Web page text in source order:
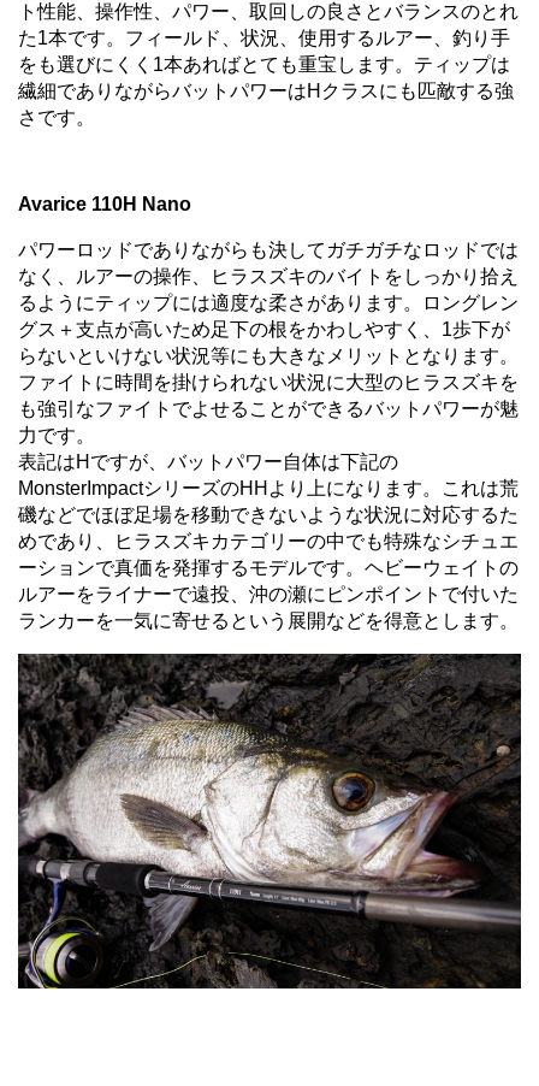
ト性能、操作性、パワー、取回しの良さとバランスのとれ
た1本です。フィールド、状況、使用するルアー、釣り手
をも選びにくく1本あればとても重宝します。ティップは
繊細でありながらバットパワーはHクラスにも匹敵する強
さです。
Avarice 110H Nano
パワーロッドでありながらも決してガチガチなロッドでは
なく、ルアーの操作、ヒラスズキのバイトをしっかり拾え
るようにティップには適度な柔さがあります。ロングレン
グス＋支点が高いため足下の根をかわしやすく、1歩下が
らないといけない状況等にも大きなメリットとなります。
ファイトに時間を掛けられない状況に大型のヒラスズキを
も強引なファイトでよせることができるバットパワーが魅
力です。
表記はHですが、バットパワー自体は下記の
MonsterImpactシリーズのHHより上になります。これは荒
磯などでほぼ足場を移動できないような状況に対応するた
めであり、ヒラスズキカテゴリーの中でも特殊なシチュエ
ーションで真価を発揮するモデルです。ヘビーウェイトの
ルアーをライナーで遠投、沖の瀬にピンポイントで付いた
ランカーを一気に寄せるという展開などを得意とします。